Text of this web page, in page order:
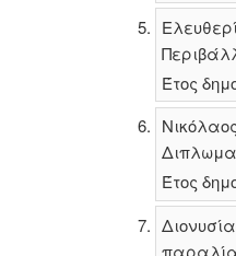
Έτος
Έτος
παραλία